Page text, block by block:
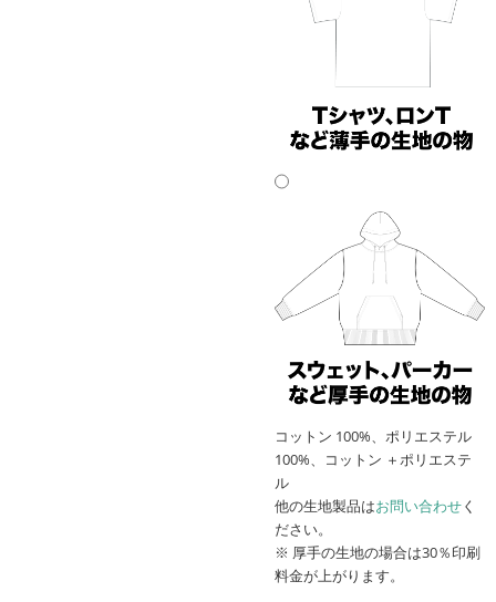
コットン 100%、ポリエステル
100%、コットン ＋ポリエステ
ル
他の生地製品はお問い合わせく
ださい。
※ 厚手の生地の場合は30％印刷
料金が上がります。